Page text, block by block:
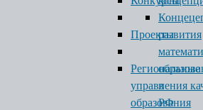
развития
в
РФ
Проекты
управления
образования